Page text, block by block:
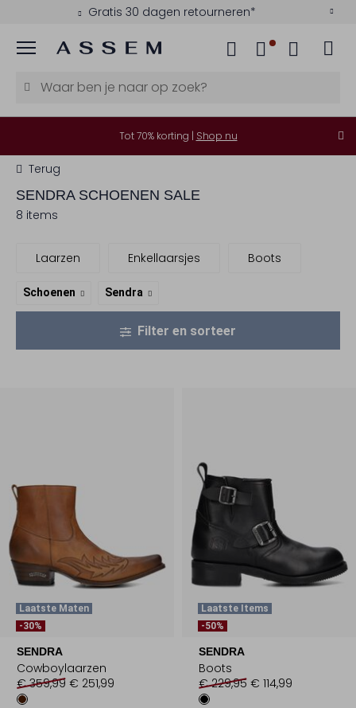
Gratis 30 dagen retourneren*
Menu
Tot 70% korting | Shop nu
Terug
SENDRASCHOENEN SALE
8 items
Laarzen Enkellaarsjes Boots
Schoenen Sendra
Filter en sorteer
Laatste Maten
-30%
SENDRA
Cowboylaarzen
€ 359,99 € 251,99
Laatste Items
-50%
SENDRA
Boots
€ 229,95 € 114,99